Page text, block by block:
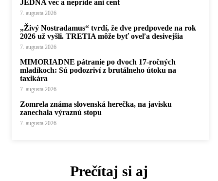
JEDNA vec a nepríde ani cent
7. augusta 2026
„Živý Nostradamus“ tvrdí, že dve predpovede na rok
2026 už vyšli. TRETIA môže byť oveľa desivejšia
7. augusta 2026
MIMORIADNE pátranie po dvoch 17-ročných
mladíkoch: Sú podozriví z brutálneho útoku na
taxikára
7. augusta 2026
Zomrela známa slovenská herečka, na javisku
zanechala výraznú stopu
7. augusta 2026
Prečítaj si aj